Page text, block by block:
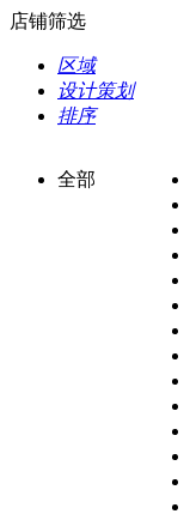
店铺筛选
区域
设计策划
排序
全部